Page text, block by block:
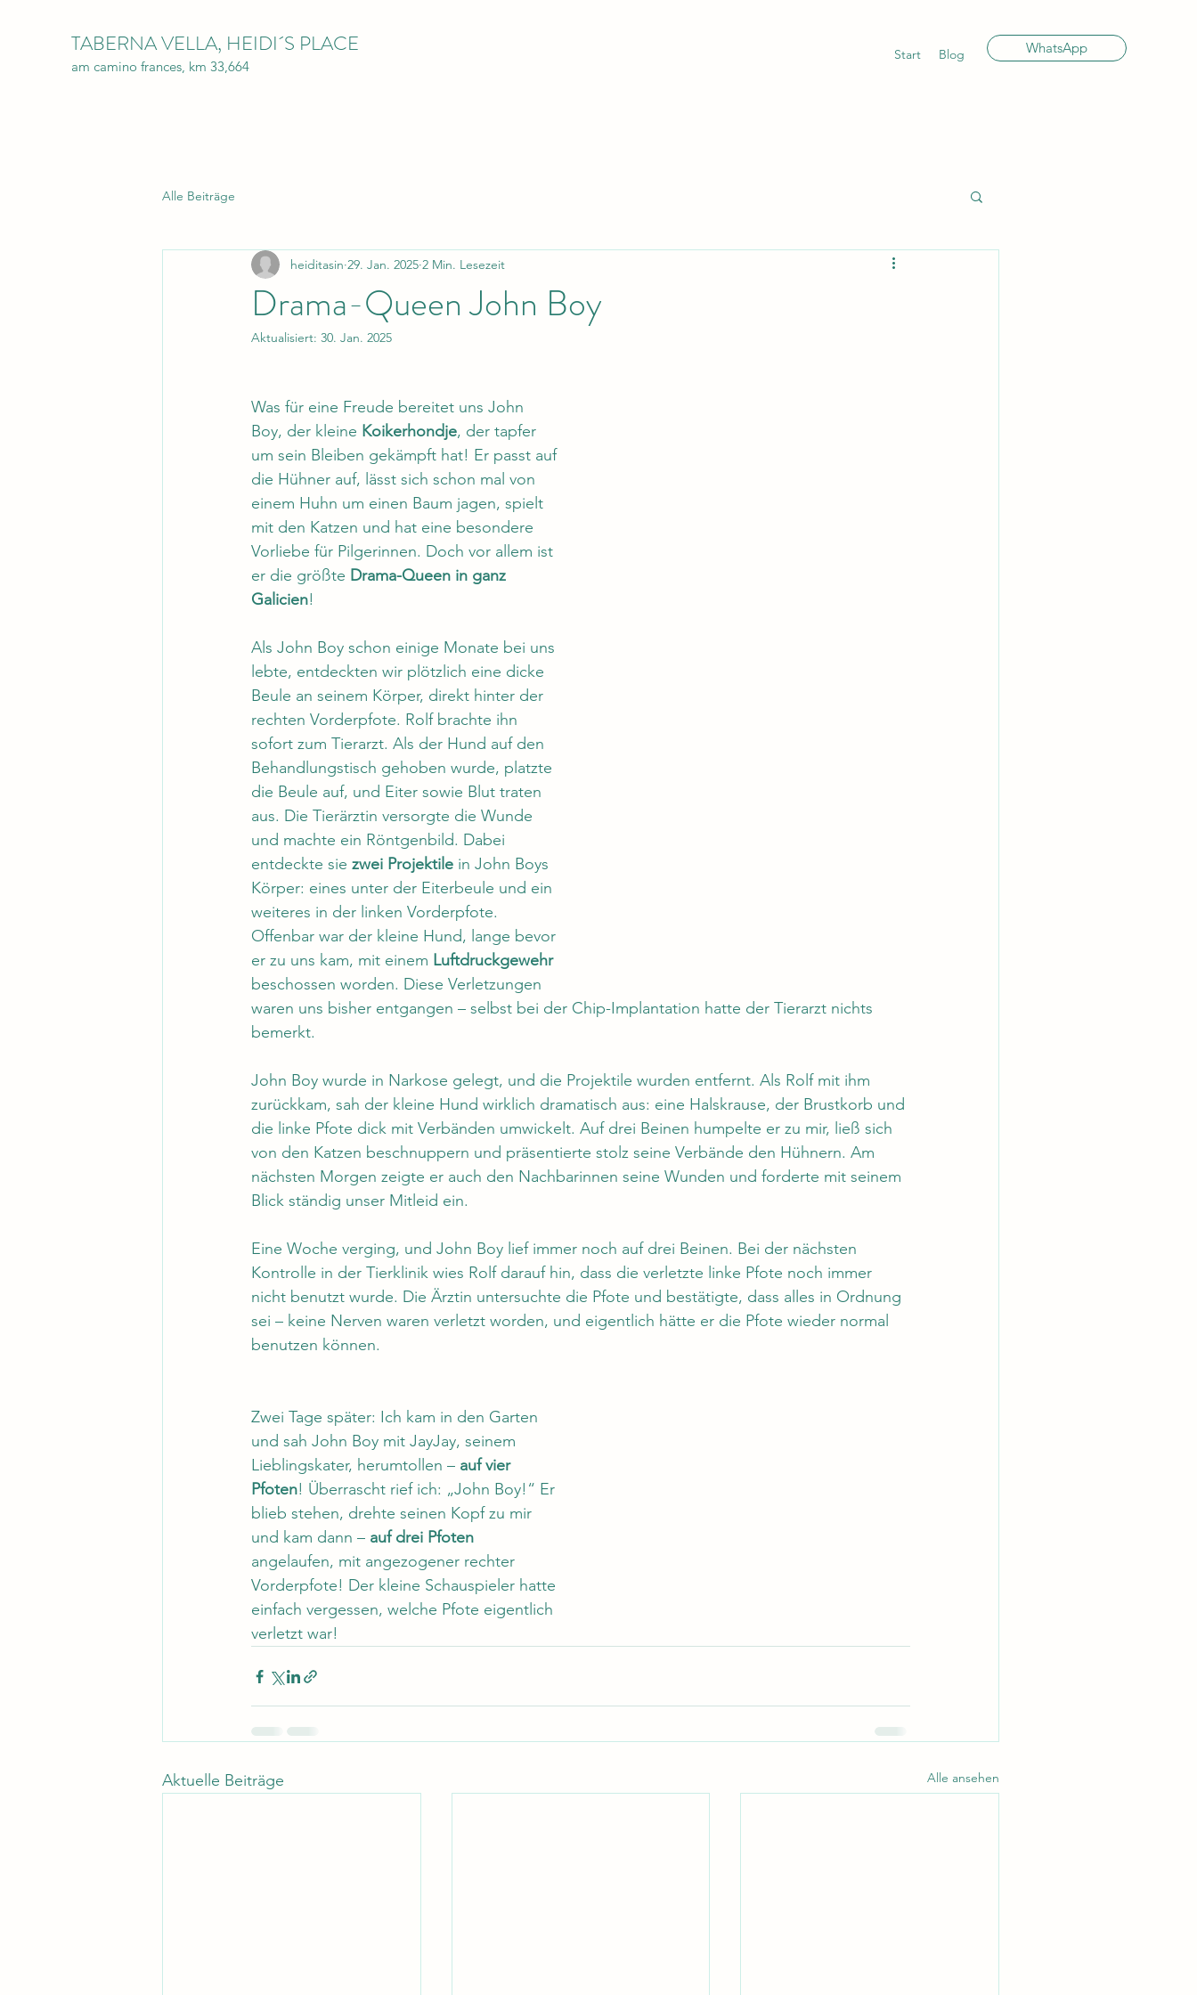
TABERNA VELLA, HEIDI´S PLACE
am camino frances, km 33,664
Start Blog WhatsApp
Alle Beiträge
Drama-Queen John Boy
heiditasin 29. Jan. 2025 2 Min. Lesezeit
Aktualisiert: 30. Jan. 2025
Was für eine Freude bereitet uns John
Boy, der kleine Koikerhondje, der tapfer
um sein Bleiben gekämpft hat! Er passt auf
die Hühner auf, lässt sich schon mal von
einem Huhn um einen Baum jagen, spielt
mit den Katzen und hat eine besondere
Vorliebe für Pilgerinnen. Doch vor allem ist
er die größte Drama-Queen in ganz
Galicien!
Als John Boy schon einige Monate bei uns
lebte, entdeckten wir plötzlich eine dicke
Beule an seinem Körper, direkt hinter der
rechten Vorderpfote. Rolf brachte ihn
sofort zum Tierarzt. Als der Hund auf den
Behandlungstisch gehoben wurde, platzte
die Beule auf, und Eiter sowie Blut traten
aus. Die Tierärztin versorgte die Wunde
und machte ein Röntgenbild. Dabei
entdeckte sie zwei Projektile in John Boys
Körper: eines unter der Eiterbeule und ein
weiteres in der linken Vorderpfote.
Offenbar war der kleine Hund, lange bevor
er zu uns kam, mit einem Luftdruckgewehr
beschossen worden. Diese Verletzungen
waren uns bisher entgangen – selbst bei der Chip-Implantation hatte der Tierarzt nichts
bemerkt.
John Boy wurde in Narkose gelegt, und die Projektile wurden entfernt. Als Rolf mit ihm
zurückkam, sah der kleine Hund wirklich dramatisch aus: eine Halskrause, der Brustkorb und
die linke Pfote dick mit Verbänden umwickelt. Auf drei Beinen humpelte er zu mir, ließ sich
von den Katzen beschnuppern und präsentierte stolz seine Verbände den Hühnern. Am
nächsten Morgen zeigte er auch den Nachbarinnen seine Wunden und forderte mit seinem
Blick ständig unser Mitleid ein.
Eine Woche verging, und John Boy lief immer noch auf drei Beinen. Bei der nächsten
Kontrolle in der Tierklinik wies Rolf darauf hin, dass die verletzte linke Pfote noch immer
nicht benutzt wurde. Die Ärztin untersuchte die Pfote und bestätigte, dass alles in Ordnung
sei – keine Nerven waren verletzt worden, und eigentlich hätte er die Pfote wieder normal
benutzen können.
Zwei Tage später: Ich kam in den Garten
und sah John Boy mit JayJay, seinem
Lieblingskater, herumtollen – auf vier
Pfoten! Überrascht rief ich: „John Boy!“ Er
blieb stehen, drehte seinen Kopf zu mir
und kam dann – auf drei Pfoten
angelaufen, mit angezogener rechter
Vorderpfote! Der kleine Schauspieler hatte
einfach vergessen, welche Pfote eigentlich
verletzt war!
Aktuelle Beiträge Alle ansehen